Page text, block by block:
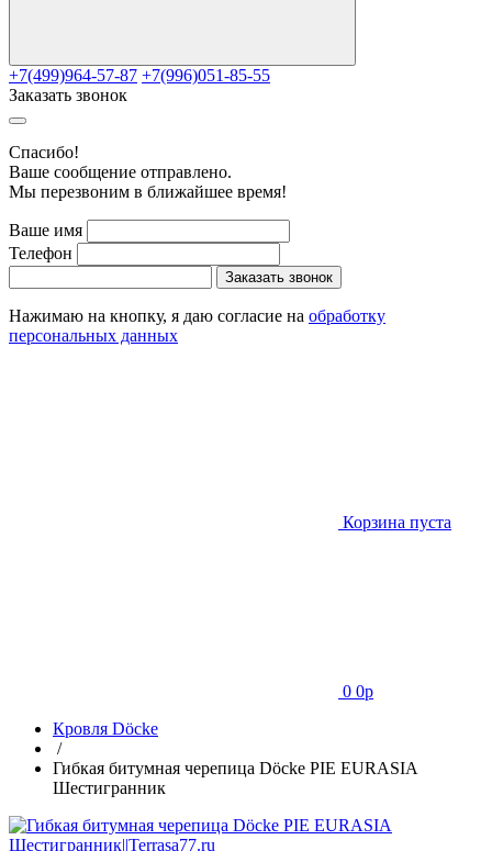
+7(499)964-57-87 +7(996)051-85-55
Заказать звонок
Cпасибо!
Ваше сообщение отправлено.
Мы перезвоним в ближайшее время!
Ваше имя
Телефон
Заказать звонок
Нажимаю на кнопку, я даю согласие на обработку
персональных данных
Корзина пуста
0 0p
Кровля Döcke
/
Гибкая битумная черепица Döcke PIE EURASIA
Шестигранник